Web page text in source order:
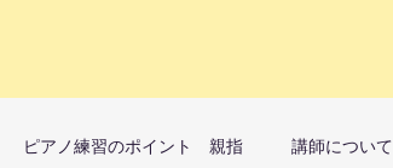
ピアノ練習のポイント 親指 講師について